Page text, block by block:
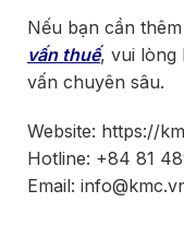
Nếu bạn cần
vấn thuế, vui lòng
vấn chuyên sâu.
Website: https://
Hotline: +84 81
Email: